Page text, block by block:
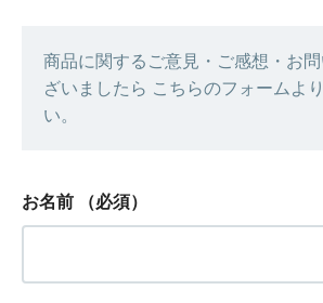
商品に関するご意見・ご感想・お
ざいましたら こちらのフォームよ
い。
お名前 （必須）